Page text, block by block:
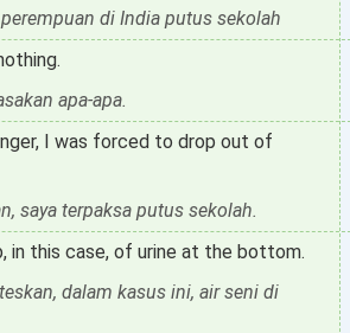
di India putus sekolah
apa-apa.
I was forced to drop out of
saya terpaksa putus sekolah.
in this case, of urine at the bottom.
dalam kasus ini, air seni di